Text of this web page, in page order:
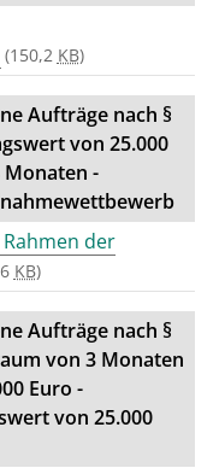
(150,2 KB)
Aufträge nach §
von 25.000
-
der
KB)
Aufträge nach §
von 3 Monaten
Euro -
von 25.000